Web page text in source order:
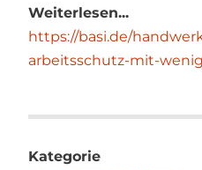
Weiterlesen...
https://basi.de/
arbeitsschutz-mit-
Kategorie